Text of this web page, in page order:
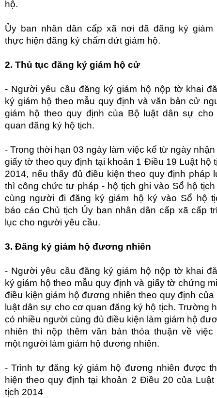
hộ.
Ủy ban nhân dân cấp xã nơi đã đăng ký giám
thực hiện đăng ký chấm dứt giám hộ.
2. Thủ tục đăng ký giám hộ cử
- Người yêu cầu đăng ký giám hộ nộp tờ khai
ký giám hộ theo mẫu quy định và văn bản cử
giám hộ theo quy định của Bộ luật dân sự cho
quan đăng ký hộ tịch.
- Trong thời hạn 03 ngày làm việc kể từ ngày nhận
giấy tờ theo quy định tại khoản 1 Điều 19 Luật hộ
2014, nếu thấy đủ điều kiện theo quy định pháp
thì công chức tư pháp - hộ tịch ghi vào Sổ hộ
cùng người đi đăng ký giám hộ ký vào Sổ hộ
báo cáo Chủ tịch Ủy ban nhân dân cấp xã cấp
lục cho người yêu cầu.
3. Đăng ký giám hộ đương nhiên
- Người yêu cầu đăng ký giám hộ nộp tờ khai
ký giám hộ theo mẫu quy định và giấy tờ chứng
điều kiện giám hộ đương nhiên theo quy định của
luật dân sự cho cơ quan đăng ký hộ tịch. Trường
có nhiều người cùng đủ điều kiện làm giám hộ
nhiên thì nộp thêm văn bản thỏa thuận về việc
một người làm giám hộ đương nhiên.
- Trình tự đăng ký giám hộ đương nhiên được
hiện theo quy định tại khoản 2 Điều 20 của Luật
tịch 2014